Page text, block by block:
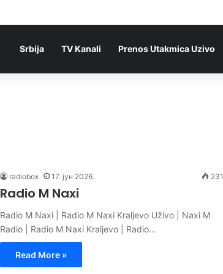
Srbija TV Kanali Prenos Utakmica Uzivo
radiobox 17. јун 2026. 231
Radio M Naxi
Radio M Naxi | Radio M Naxi Kraljevo Uživo | Naxi M
Radio | Radio M Naxi Kraljevo | Radio…
Read More »